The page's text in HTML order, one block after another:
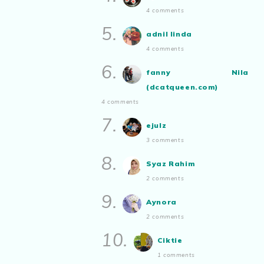
4 comments
5. adnil linda
4 comments
6.
fanny Nila
(dcatqueen.com)
4 comments
7. ejulz
3 comments
8. Syaz Rahim
2 comments
9. Aynora
2 comments
10. Ciktie
1 comments